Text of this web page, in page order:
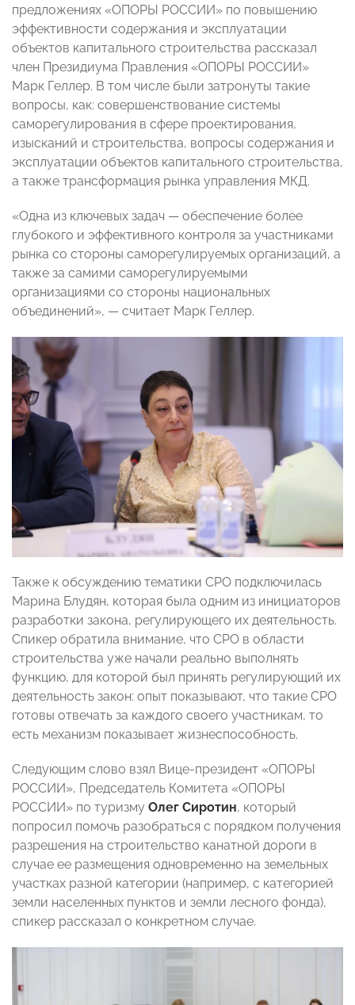
предложениях «ОПОРЫ РОССИИ» по повышению
эффективности содержания и эксплуатации
объектов капитального строительства рассказал
член Президиума Правления «ОПОРЫ РОССИИ»
Марк Геллер. В том числе были затронуты такие
вопросы, как: совершенствование системы
саморегулирования в сфере проектирования,
изысканий и строительства, вопросы содержания и
эксплуатации объектов капитального строительства,
а также трансформация рынка управления МКД.
«Одна из ключевых задач — обеспечение более
глубокого и эффективного контроля за участниками
рынка со стороны саморегулируемых организаций, а
также за самими саморегулируемыми
организациями со стороны национальных
объединений», — считает Марк Геллер.
Также к обсуждению тематики СРО подключилась
Марина Блудян, которая была одним из инициаторов
разработки закона, регулирующего их деятельность.
Спикер обратила внимание, что СРО в области
строительства уже начали реально выполнять
функцию, для которой был принять регулирующий их
деятельность закон: опыт показывают, что такие СРО
готовы отвечать за каждого своего участникам, то
есть механизм показывает жизнеспособность.
Следующим слово взял Вице-президент «ОПОРЫ
РОССИИ», Председатель Комитета «ОПОРЫ
РОССИИ» по туризму Олег Сиротин, который
попросил помочь разобраться с порядком получения
разрешения на строительство канатной дороги в
случае ее размещения одновременно на земельных
участках разной категории (например, с категорией
земли населенных пунктов и земли лесного фонда),
спикер рассказал о конкретном случае.